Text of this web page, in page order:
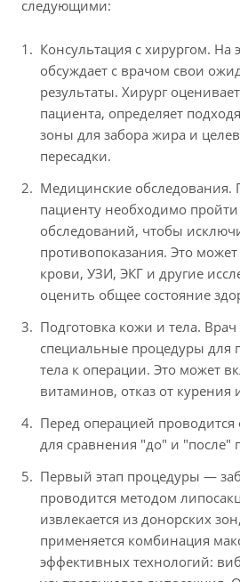
следующими:
Консультация с хирургом. На
обсуждает с врачом свои
результаты. Хирург
пациента, определяет
зоны для забора жира и
пересадки.
Медицинские обследования.
пациенту необходимо
обследований, чтобы
противопоказания. Это
крови, УЗИ, ЭКГ и другие
оценить общее состояние
Подготовка кожи и тела.
специальные процедуры для
тела к операции. Это может
витаминов, отказ от курения
Перед операцией
для сравнения "до" и "после"
Первый этап процедуры —
проводится методом
извлекается из донорских
применяется комбинация
эффективных технологий: